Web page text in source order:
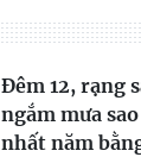
Đêm 12, rạng
ngắm mưa
nhất năm